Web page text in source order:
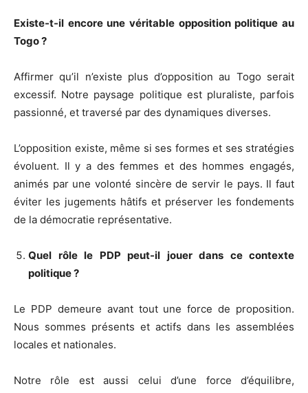
Existe-t-il encore une véritable opposition politique au
Togo ?
Affirmer qu’il n’existe plus d’opposition au Togo serait
excessif. Notre paysage politique est pluraliste, parfois
passionné, et traversé par des dynamiques diverses.
L’opposition existe, même si ses formes et ses stratégies
évoluent. Il y a des femmes et des hommes engagés,
animés par une volonté sincère de servir le pays. Il faut
éviter les jugements hâtifs et préserver les fondements
de la démocratie représentative.
Quel rôle le PDP peut-il jouer dans ce contexte
politique ?
Le PDP demeure avant tout une force de proposition.
Nous sommes présents et actifs dans les assemblées
locales et nationales.
Notre rôle est aussi celui d’une force d’équilibre,